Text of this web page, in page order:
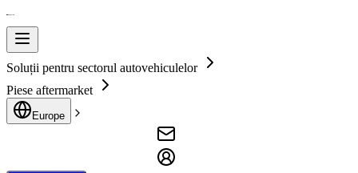
Soluții pentru sectorul autovehiculelor
Piese aftermarket
Europe